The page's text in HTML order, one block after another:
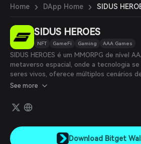
ภาษาไทย
العربية
हिन्दी
Español
Español (Argentina)
Home › DApp Home › SIDUS
SIDUS HEROES
NFT GameFi Gaming AAA Games
SIDUS HEROES é um MMORPG de nível
metaverso espacial, onde a tecnologia
seres vivos, oferece múltiplos cenários
interestelar, batalhas e assentamentos,
um sistema econômico fechado baseado
limitada de recursos, e incorpora um
de dois tokens.
See more
Download Bitget